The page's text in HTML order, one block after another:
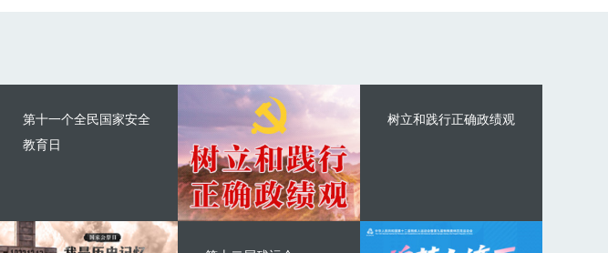
第十一个全民国家安全
教育日
树立和践行正确政绩观